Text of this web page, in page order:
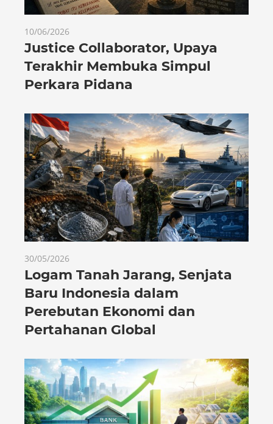
10/06/2026
Justice Collaborator, Upaya
Terakhir Membuka Simpul
Perkara Pidana
30/05/2026
Logam Tanah Jarang, Senjata
Baru Indonesia dalam
Perebutan Ekonomi dan
Pertahanan Global